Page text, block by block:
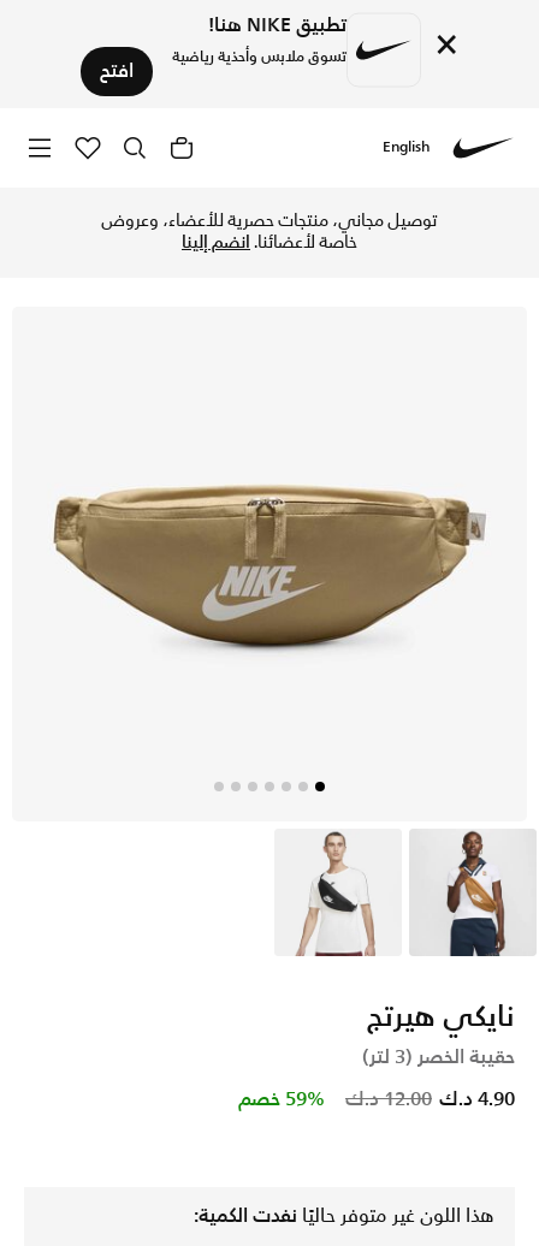
× تطبيق NIKE هنا!
تسوق ملابس وأحذية رياضية افتح
English
توصيل مجاني، منتجات حصرية للأعضاء، وعروض
خاصة لأعضائنا.انضم إلينا
بنى أسود
نايكي هيرتج
حقيبة الخصر (3 لتر)
Price reduced from
12.00 د.ك to 4.90 د.ك 59% خصم
هذا اللون غير متوفر حاليًا نفدت الكمية: